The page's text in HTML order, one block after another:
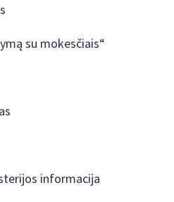
su mokesčiais“
informacija